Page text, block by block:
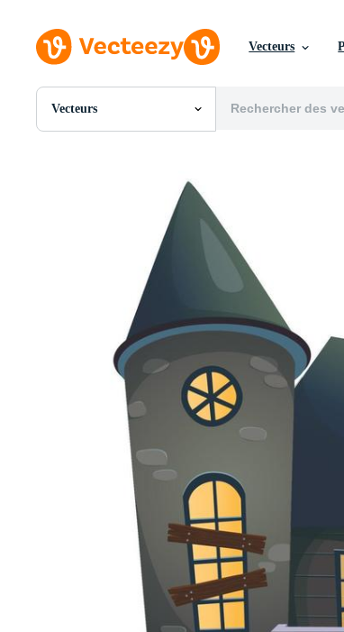
Vecteurs
Vecteurs
Toutes Images
Motion graphics
Images Éditoriales
Événements Éditoriaux